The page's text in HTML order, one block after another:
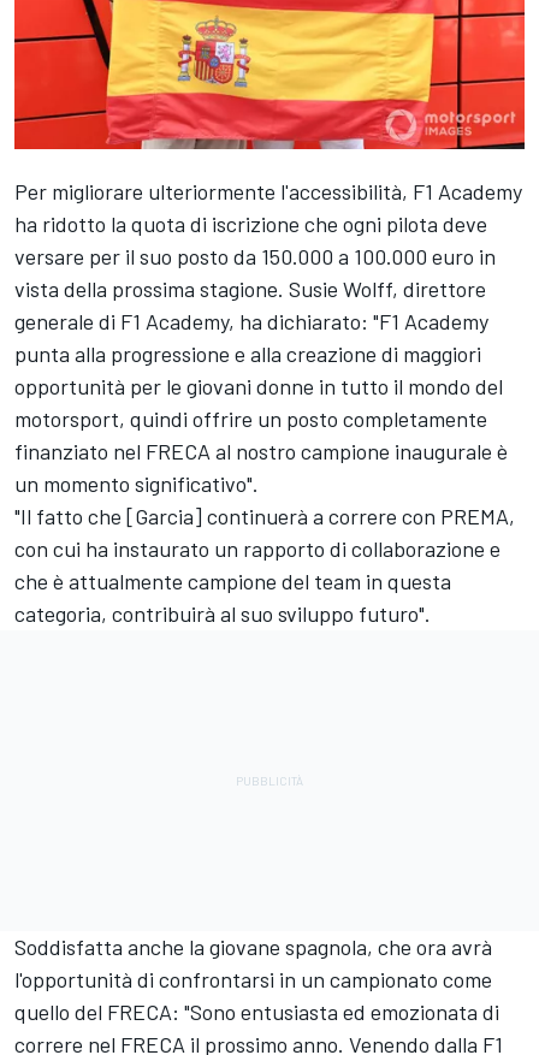
Per migliorare ulteriormente l'accessibilità, F1 Academy
ha ridotto la quota di iscrizione che ogni pilota deve
versare per il suo posto da 150.000 a 100.000 euro in
vista della prossima stagione. Susie Wolff, direttore
generale di F1 Academy, ha dichiarato: "F1 Academy
punta alla progressione e alla creazione di maggiori
opportunità per le giovani donne in tutto il mondo del
motorsport, quindi offrire un posto completamente
finanziato nel FRECA al nostro campione inaugurale è
un momento significativo".
"Il fatto che [Garcia] continuerà a correre con PREMA,
con cui ha instaurato un rapporto di collaborazione e
che è attualmente campione del team in questa
categoria, contribuirà al suo sviluppo futuro".
Soddisfatta anche la giovane spagnola, che ora avrà
l'opportunità di confrontarsi in un campionato come
quello del FRECA: "Sono entusiasta ed emozionata di
correre nel FRECA il prossimo anno. Venendo dalla F1